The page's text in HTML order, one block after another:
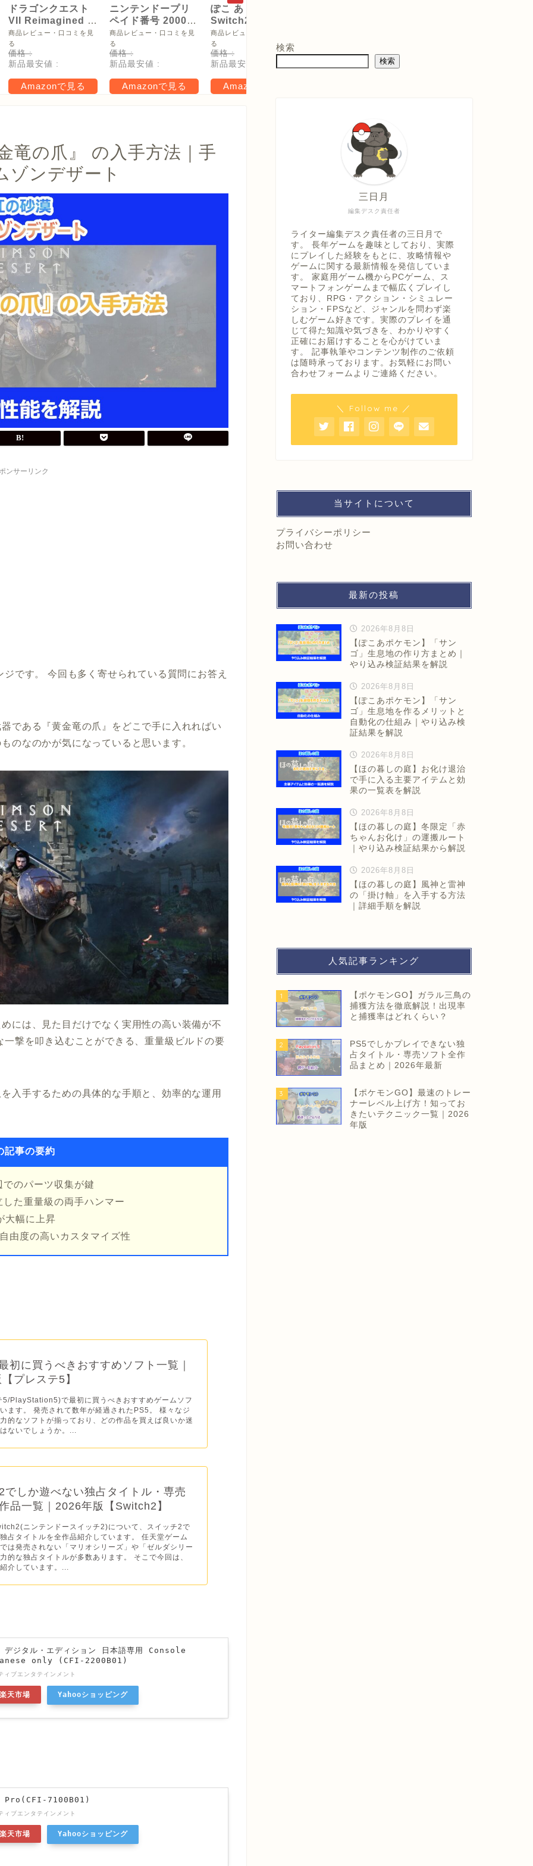
ドラゴンクエスト
VII Reimagined -
Switch2
商品レビュー・口コミを見
る
価格 :
新品最安値 :
Amazonで見る
ニンテンドープリ
ペイド番号 2000
円|オンラインコー
ド版
商品レビュー・口コミを見
る
価格 :
新品最安値 :
Amazonで見る
ぽこ あ ポケモン -
Switch2
【Amazon.co.jpオ
リジナル特典】メ
タモン型木製トレ
ー(サイズ約直径
16cm) 同梱 & デジ
タル特典 家具「ひ
商品レビュー・口コミを見
る
価格 :
新品最安値 :
Amazonで見る
価格 :
竜の爪』 の入手方法｜手
ゾンデザート
ンサーリンク
です。 今回も多く寄せられている質問にお答え
である『黄金竜の爪』をどこで手に入れればい
のなのかが気になっていると思います。
には、見た目だけでなく実用性の高い装備が不
撃を叩き込むことができる、重量級ビルドの要
入手するための具体的な手順と、効率的な運用
記事の要約
のパーツ収集が鍵
た重量級の両手ハンマー
大幅に上昇
由度の高いカスタマイズ性
初に買うべきおすすめソフト一覧｜
プレステ5】
5/PlayStation5)で最初に買うべきおすすめゲームソフ
ます。 発売されて数年が経過されたPS5。 様々なジ
的なソフトが揃っており、どの作品を買えば良いか迷
ないでしょうか。...
でしか遊べない独占タイトル・専売
品一覧｜2026年版【Switch2】
ニンテンドースイッチ2)について、スイッチ2で
占タイトルを全作品紹介しています。 任天堂ゲーム
は発売されない「マリオシリーズ」や「ゼルダシリー
的な独占タイトルが多数あります。 そこで今回は、
介しています。...
タル・エディション 日本語専用 Console
only (CFI-2200B01)
ィブエンタテインメント
楽天市場 Yahooショッピング
7100B01)
ィブエンタテインメント
楽天市場 Yahooショッピング
検索
検索
編集デスク責任者
三日月
ライター編集デスク責任者の三日月で
す。 長年ゲームを趣味としており、実際
にプレイした経験をもとに、攻略情報や
ゲームに関する最新情報を発信していま
す。 家庭用ゲーム機からPCゲーム、ス
マートフォンゲームまで幅広くプレイし
ており、RPG・アクション・シミュレー
ション・FPSなど、ジャンルを問わず楽
しむゲーム好きです。実際のプレイを通
じて得た知識や気づきを、わかりやすく
正確にお届けすることを心がけていま
す。 記事執筆やコンテンツ制作のご依頼
は随時承っております。お気軽にお問い
合わせフォームよりご連絡ください。
＼ Follow me ／
当サイトについて
プライバシーポリシー
お問い合わせ
最新の投稿
2026年8月8日
【ぽこあポケモン】「サン
ゴ」生息地の作り方まとめ｜
やり込み検証結果を解説
2026年8月8日
【ぽこあポケモン】「サン
ゴ」生息地を作るメリットと
自動化の仕組み｜やり込み検
証結果を解説
2026年8月8日
【ほの暮しの庭】お化け退治
で手に入る主要アイテムと効
果の一覧表を解説
2026年8月8日
【ほの暮しの庭】冬限定「赤
ちゃんお化け」の運搬ルート
｜やり込み検証結果から解説
2026年8月8日
【ほの暮しの庭】風神と雷神
の「掛け軸」を入手する方法
｜詳細手順を解説
人気記事ランキング
1
【ポケモンGO】ガラル三鳥の
捕獲方法を徹底解説！出現率
と捕獲率はどれくらい？
2
PS5でしかプレイできない独
占タイトル・専売ソフト全作
品まとめ｜2026年最新
3
【ポケモンGO】最速のトレー
ナーレベル上げ方！知ってお
きたいテクニック一覧｜2026
年版